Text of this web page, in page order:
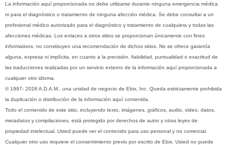
La información aquí proporcionada no debe utilizarse durante ninguna emergencia médica
ni para el diagnóstico o tratamiento de ninguna afección médica. Se debe consultar a un
profesional médico autorizado para el diagnóstico y tratamiento de cualquiera y todas las
afecciones médicas. Los enlaces a otros sitios se proporcionan únicamente con fines
informativos; no constituyen una recomendación de dichos sitios. No se ofrece garantía
alguna, expresa ni implícita, en cuanto a la precisión, fiabilidad, puntualidad o exactitud de
las traducciones realizadas por un servicio externo de la información aquí proporcionada a
cualquier otro idioma.
© 1997- 2026 A.D.A.M., una unidad de negocio de Ebix, Inc. Queda estrictamente prohibida
la duplicación o distribución de la información aquí contenida.
Todo el contenido de este sitio, incluyendo texto, imágenes, gráficos, audio, video, datos,
metadatos y compilaciones, está protegido por derechos de autor y otras leyes de
propiedad intelectual. Usted puede ver el contenido para uso personal y no comercial.
Cualquier otro uso requiere el consentimiento previo por escrito de Ebix. Usted no puede